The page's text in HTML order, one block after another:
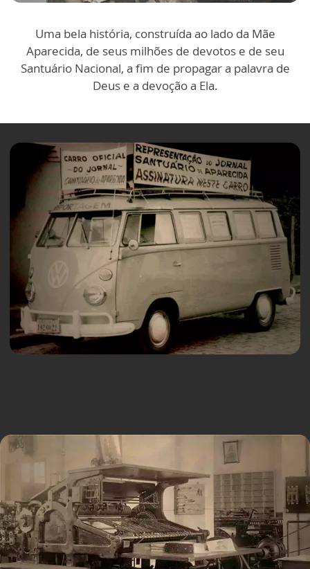
Uma bela história, construída ao lado da Mãe
Aparecida, de seus milhões de devotos e de seu
Santuário Nacional, a fim de propagar a palavra de
Deus e a devoção a Ela.